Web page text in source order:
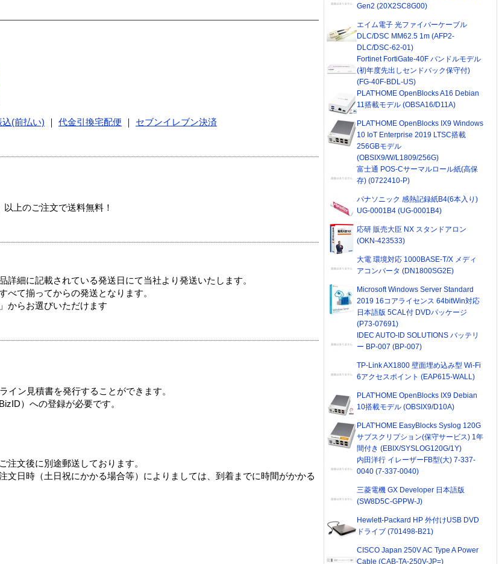
込(前払い) 代金引換宅配便
セブンイレブン決済
上のご注文で送料無料！
細に記載されている発送日にて当社より発送いたします。
べて揃ってからの発送となります。
からお選びいただけます
イン見積書を発行することができます。
）への登録が必要です。
注文後に別途郵送しております。
文日時（土日祝にかかる場合等）によりましては、到着までに時間がかかる
Gen2 (20X2SC8G00)
エイム電子 光ファイバーケーブル
DLC/DSC MM62.5 1m (AFP2-
DLC/DSC-62-01)
Fortinet FortiGate-40F バンドルモデル
(初年度先出しセンドバック保守付)
(FG-40F-BDL-US)
PLAT'HOME OpenBlocks A16 Debian
11搭載モデル (OBSA16/D11A)
PLAT'HOME OpenBlocks IX9 Windows
10 IoT Enterprise 2019 LTSC搭載
256GBモデル
(OBSIX9/W/L1809/256G)
富士通 POS-Cサーマルロール紙(高保
存) (0722410-P)
パナソニック 感熱記録紙B4(6本入り)
UG-0001B4 (UG-0001B4)
応研 販売大臣 NX スタンドアロン
(OKN-423533)
大電 環境対応 1000BASE-T/X メディ
アコンバータ (DN1800SG2E)
Microsoft Windows Server Standard
2019 16コアライセンス 64bitWin対応
日本語版 5CAL付 DVDパッケージ
(P73-07691)
IDEC AUTO-ID SOLUTIONS バッテリ
ー BP-007 (BP-007)
TP-Link AX1800 壁面埋め込み型 Wi-Fi
6アクセスポイント (EAP615-WALL)
PLAT'HOME OpenBlocks IX9 Debian
10搭載モデル (OBSIX9/D10A)
PLAT'HOME EasyBlocks Syslog 120G
サブスクリプション(保守サービス) 1年
間付き (EBIX/SYSLOG120G/1Y)
内田洋行 イレーザーFB型(大) 7-337-
0040 (7-337-0040)
三菱電機 GX Developer 日本語版
(SW8D5C-GPPW-J)
Hewlett-Packard HP 外付けUSB DVD
ドライブ (701498-B21)
CISCO Japan 250V AC Type A Power
Cable (CAB-TA-250V-JP=)